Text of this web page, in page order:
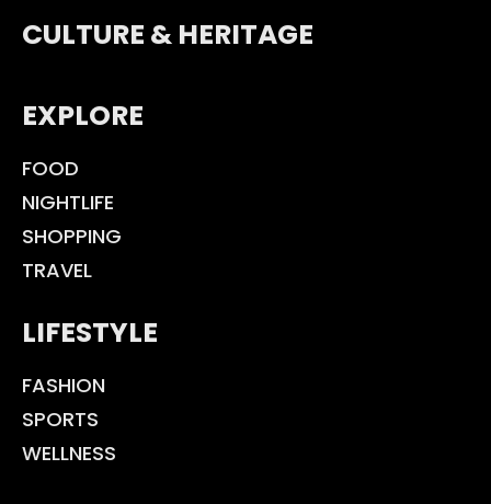
CULTURE & HERITAGE
EXPLORE
FOOD
NIGHTLIFE
SHOPPING
TRAVEL
LIFESTYLE
FASHION
SPORTS
WELLNESS